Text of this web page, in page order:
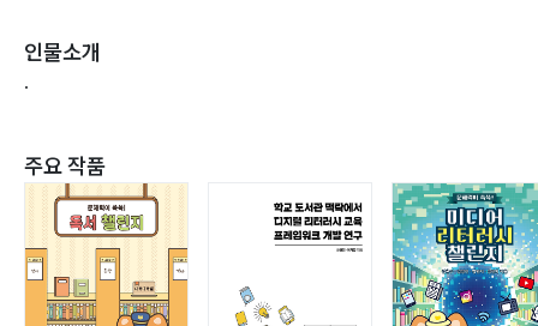
인물소개
.
주요 작품